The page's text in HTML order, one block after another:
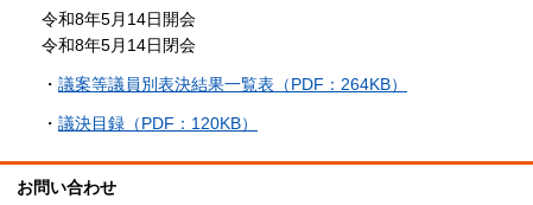
令和8年5月14日開会
令和8年5月14日閉会
・ 議案等議員別表決結果一覧表（PDF：264KB）
・ 議決目録（PDF：120KB）
お問い合わせ